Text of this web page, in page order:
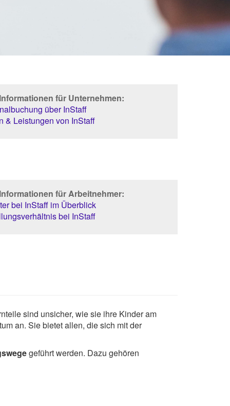
für Unternehmen:
über InStaff
& Leistungen von InStaff
für Arbeitnehmer:
bei InStaff im Überblick
bei InStaff
sind unsicher, wie sie ihre Kinder am
an. Sie bietet allen, die sich mit der
geführt werden. Dazu gehören